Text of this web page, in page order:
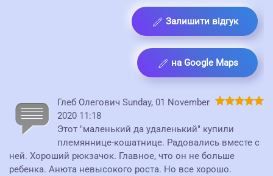
Залишити відгук
на Google Maps
Глеб Олегович Sunday, 01 November
2020 11:18
Этот "маленький да удаленький" купили
племяннице-кошатнице. Радовались вместе с
ней. Хороший рюкзачок. Главное, что он не больше
ребенка. Анюта невысокого роста. Но все хорошо.